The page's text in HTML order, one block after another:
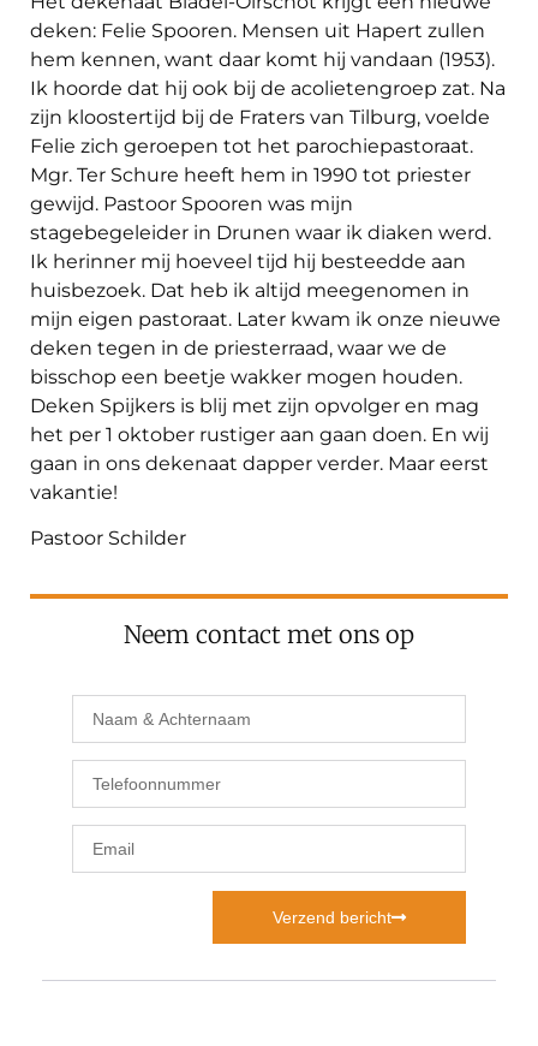
deken: Felie Spooren. Mensen uit Hapert zullen
hem kennen, want daar komt hij vandaan (1953).
Ik hoorde dat hij ook bij de acolietengroep zat. Na
zijn kloostertijd bij de Fraters van Tilburg, voelde
Felie zich geroepen tot het parochiepastoraat.
Mgr. Ter Schure heeft hem in 1990 tot priester
gewijd. Pastoor Spooren was mijn
stagebegeleider in Drunen waar ik diaken werd.
Ik herinner mij hoeveel tijd hij besteedde aan
huisbezoek. Dat heb ik altijd meegenomen in
mijn eigen pastoraat. Later kwam ik onze nieuwe
deken tegen in de priesterraad, waar we de
bisschop een beetje wakker mogen houden.
Deken Spijkers is blij met zijn opvolger en mag
het per 1 oktober rustiger aan gaan doen. En wij
gaan in ons dekenaat dapper verder. Maar eerst
vakantie!
Pastoor Schilder
Neem contact met ons op
Verzend bericht